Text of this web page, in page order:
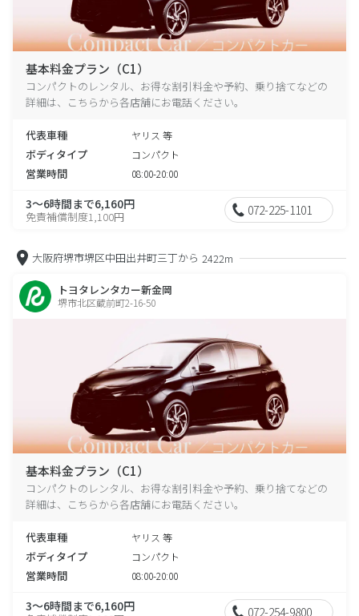
基本料金プラン（C1）
コンパクトのレンタル、お得な割引料金や予約、乗り捨てなどの
詳細は、こちらから各店舗にお電話ください。
代表車種 ヤリス 等
ボディタイプ コンパクト
営業時間 08:00-20:00
3～6時間まで6,160円
免責補償制度1,100円 072-225-1101
大阪府堺市堺区中田出井町三丁から 2422m
トヨタレンタカー新金岡
堺市北区蔵前町2-16-50
基本料金プラン（C1）
コンパクトのレンタル、お得な割引料金や予約、乗り捨てなどの
詳細は、こちらから各店舗にお電話ください。
代表車種 ヤリス 等
ボディタイプ コンパクト
営業時間 08:00-20:00
3～6時間まで6,160円 072-254-9800